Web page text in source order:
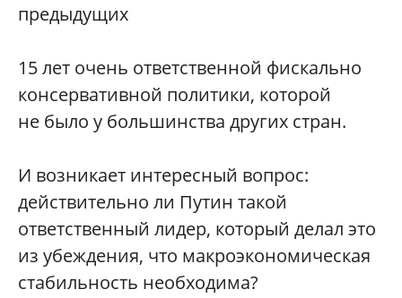
предыдущих
15 лет очень ответственной фискально
консервативной политики, которой
не было у большинства других стран.
И возникает интересный вопрос:
действительно ли Путин такой
ответственный лидер, который делал это
из убеждения, что макроэкономическая
стабильность необходима?